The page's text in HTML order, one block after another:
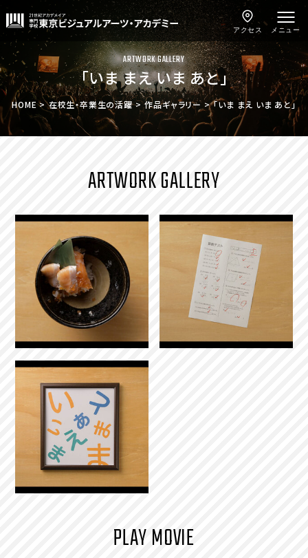
メニュー
アクセス
ARTWORK GALLERY
「いま まえ いま あと」
HOME 在校生・卒業生の活躍 作品ギャラリー 「いま まえ いま あと」
ARTWORK GALLERY
PLAY MOVIE